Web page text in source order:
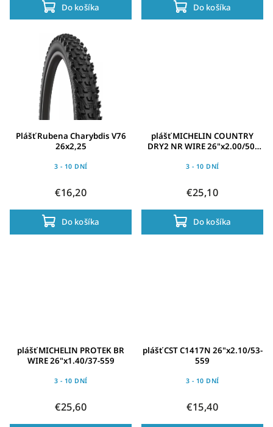
Do košíka Do košíka
Plášť Rubena Charybdis V76
26x2,25
3 - 10 DNÍ
€16,20
Do košíka
plášť MICHELIN COUNTRY
DRY2 NR WIRE 26"x2.00/50-
3 - 10 DNÍ
€25,10
Do košíka
plášť MICHELIN PROTEK BR
WIRE 26"x1.40/37-559
3 - 10 DNÍ
€25,60
plášť CST C1417N 26"x2.10/53-
559
3 - 10 DNÍ
€15,40